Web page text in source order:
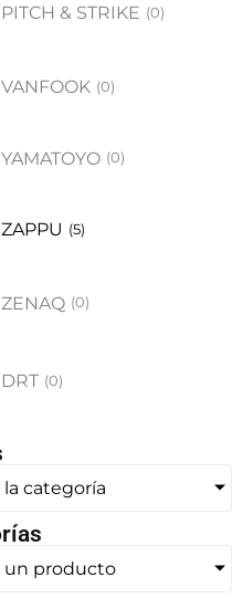
PITCH & STRIKE (0)
VANFOOK (0)
YAMATOYO (0)
ZAPPU (5)
ZENAQ (0)
DRT (0)
categoría
un producto